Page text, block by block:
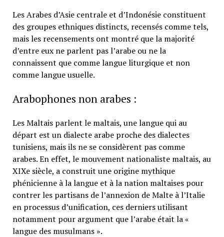
Les Arabes d’Asie centrale et d’Indonésie constituent
des groupes ethniques distincts, recensés comme tels,
mais les recensements ont montré que la majorité
d’entre eux ne parlent pas l’arabe ou ne la
connaissent que comme langue liturgique et non
comme langue usuelle.
Arabophones non arabes :
Les Maltais parlent le maltais, une langue qui au
départ est un dialecte arabe proche des dialectes
tunisiens, mais ils ne se considèrent pas comme
arabes. En effet, le mouvement nationaliste maltais, au
XIXe siècle, a construit une origine mythique
phénicienne à la langue et à la nation maltaises pour
contrer les partisans de l’annexion de Malte à l’Italie
en processus d’unification, ces derniers utilisant
notamment pour argument que l’arabe était la «
langue des musulmans ».